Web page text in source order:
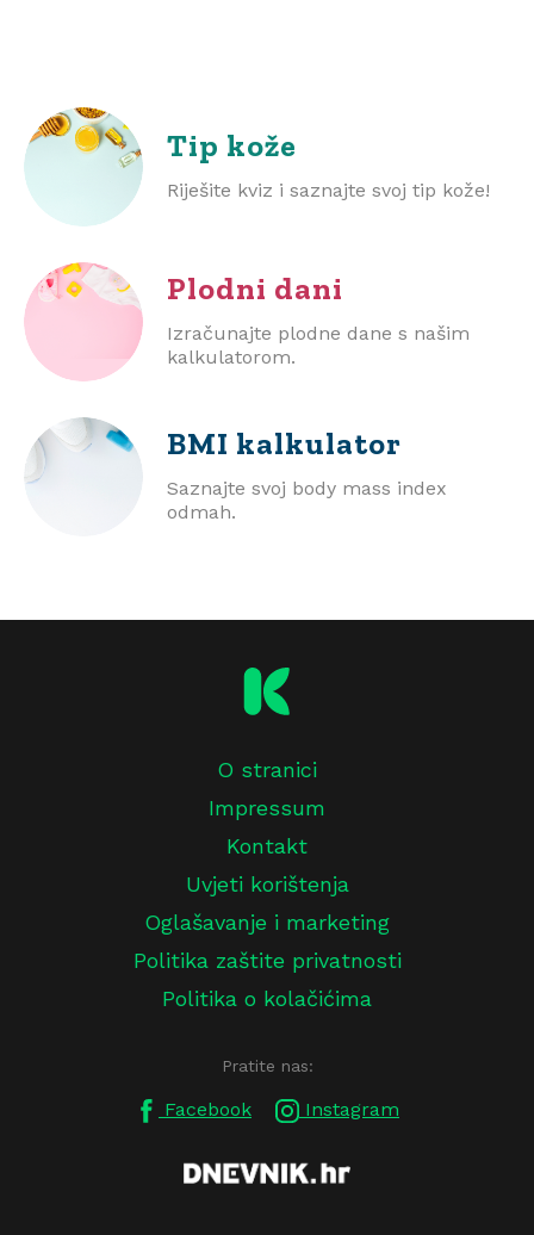
Tip kože
Riješite kviz i saznajte svoj tip kože!
Plodni dani
Izračunajte plodne dane s našim
kalkulatorom.
BMI kalkulator
Saznajte svoj body mass index
odmah.
O stranici
Impressum
Kontakt
Uvjeti korištenja
Oglašavanje i marketing
Politika zaštite privatnosti
Politika o kolačićima
Pratite nas:
Facebook Instagram